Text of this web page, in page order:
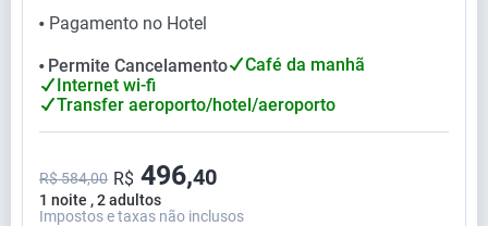
⬤ Pagamento no Hotel
⬤ Permite Cancelamento
Café da manhã
Internet wi-fi
Transfer aeroporto/hotel/aeroporto
1 noite , 2 adultos
R$ 584,00 R$ 496,40
Impostos e taxas não inclusos